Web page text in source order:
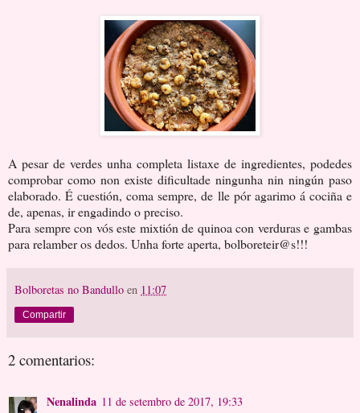
A pesar de verdes unha completa listaxe de ingredientes, podedes
comprobar como non existe dificultade ningunha nin ningún paso
elaborado. É cuestión, coma sempre, de lle pór agarimo á cociña e
de, apenas, ir engadindo o preciso.
Para sempre con vós este mixtión de quinoa con verduras e gambas
para relamber os dedos. Unha forte aperta, bolboreteir@s!!!
Bolboretas no Bandullo en 11:07
Compartir
2 comentarios:
Nenalinda 11 de setembro de 2017, 19:33